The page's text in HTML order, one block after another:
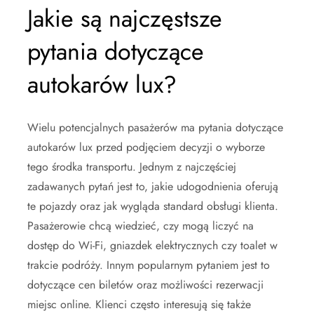
Jakie są najczęstsze
pytania dotyczące
autokarów lux?
Wielu potencjalnych pasażerów ma pytania dotyczące
autokarów lux przed podjęciem decyzji o wyborze
tego środka transportu. Jednym z najczęściej
zadawanych pytań jest to, jakie udogodnienia oferują
te pojazdy oraz jak wygląda standard obsługi klienta.
Pasażerowie chcą wiedzieć, czy mogą liczyć na
dostęp do Wi-Fi, gniazdek elektrycznych czy toalet w
trakcie podróży. Innym popularnym pytaniem jest to
dotyczące cen biletów oraz możliwości rezerwacji
miejsc online. Klienci często interesują się także